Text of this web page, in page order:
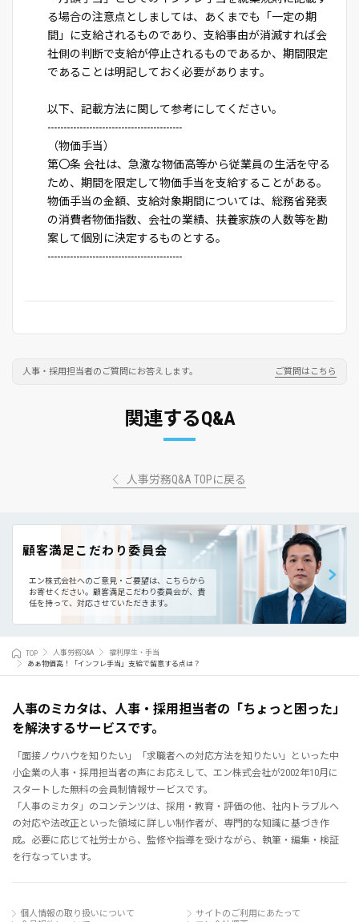
る場合の注意点としましては、あくまでも「一定の期
間」に支給されるものであり、支給事由が消滅すれば会
社側の判断で支給が停止されるものであるか、期間限定
であることは明記しておく必要があります。
以下、記載方法に関して参考にしてください。
------------------------------------------
（物価手当）
第〇条 会社は、急激な物価高等から従業員の生活を守る
ため、期間を限定して物価手当を支給することがある。
物価手当の金額、支給対象期間については、総務省発表
の消費者物価指数、会社の業績、扶養家族の人数等を勘
案して個別に決定するものとする。
------------------------------------------
人事・採用担当者のご質問にお答えします。 ご質問はこちら
関連するQ&A
人事労務Q&A TOPに戻る
顧客満足こだわり委員会
エン株式会社へのご意見・ご要望は、こちらから
お寄せください。 顧客満足こだわり委員会が、責
任を持って、対応させていただきます。
TOP 人事労務Q&A
福利厚生・手当
あぁ物価高！「インフレ手当」支給で留意する点は？
人事のミカタは、人事・採用担当者の「ちょっと困った」
を解決するサービスです。
「面接ノウハウを知りたい」「求職者への対応方法を知りたい」といった中
小企業の人事・採用担当者の声にお応えして、エン株式会社が2002年10月に
スタートした無料の会員制情報サービスです。
「人事のミカタ」のコンテンツは、採用・教育・評価の他、社内トラブルへ
の対応や法改正といった領域に詳しい制作者が、専門的な知識に基づき作
成。必要に応じて社労士から、監修や指導を受けながら、執筆・編集・検証
を行なっています。
個人情報の取り扱いについて
サイトのご利用にあたって